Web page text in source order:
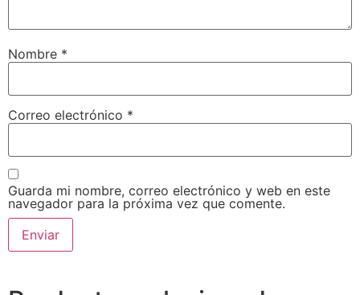
Nombre *
Correo electrónico *
Guarda mi nombre, correo electrónico y web en este
navegador para la próxima vez que comente.